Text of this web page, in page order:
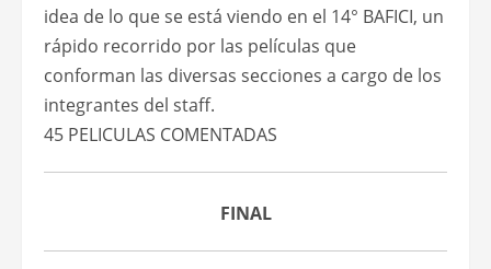
idea de lo que se está viendo en el 14° BAFICI, un
rápido recorrido por las películas que
conforman las diversas secciones a cargo de los
integrantes del staff.
45 PELICULAS COMENTADAS
FINAL